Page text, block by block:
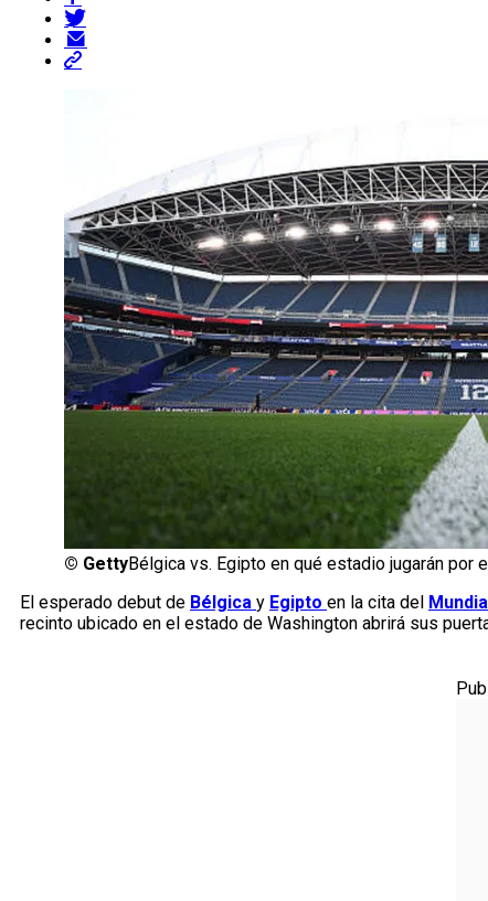
© GettyBélgica vs. Egipto en qué estadio jugarán por
El esperado debut de Bélgica y Egipto en la cita del
recinto ubicado en el estado de Washington abrirá sus